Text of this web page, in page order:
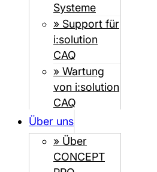
Systeme
» Support für
i:solution
CAQ
» Wartung
von i:solution
CAQ
Über uns
» Über
CONCEPT